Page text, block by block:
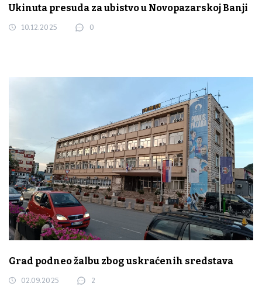
Ukinuta presuda za ubistvo u Novopazarskoj Banji
10.12.2025 0
Grad podneo žalbu zbog uskraćenih sredstava
02.09.2025 2